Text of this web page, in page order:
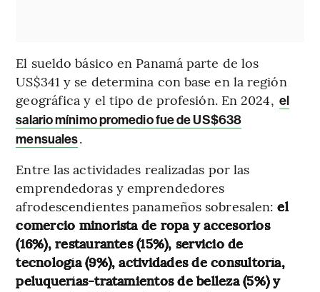
El sueldo básico en Panamá parte de los
US$341 y se determina con base en la región
geográfica y el tipo de profesión. En 2024, el
salario mínimo promedio fue de US$638
mensuales.
Entre las actividades realizadas por las
emprendedoras y emprendedores
afrodescendientes panameños sobresalen:el
comercio minorista de ropa y accesorios
(16%), restaurantes (15%), servicio de
tecnología (9%), actividades de consultoría,
peluquerías-tratamientos de belleza (5%) y